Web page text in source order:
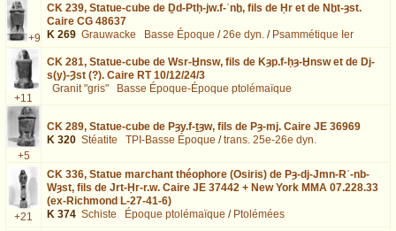
+9
CK 239, Statue-cube de Ḏd-Ptḥ-jw.f-ʿnḫ, fils de Ḥr et de Nḫt-ȝst.
Caire CG 48637
K 269 Grauwacke Basse Époque /26e dyn. / Psammétique Ier
+11
CK 281, Statue-cube de Wsr-Ḫnsw, fils de Kȝp.f-ḥȝ-Ḫnsw et de Dj-
s(y)-Ȝst (?). Caire RT 10/12/24/3
Granit "gris"
Basse Époque-Époque ptolémaïque
+5
CK 289, Statue-cube de Pȝy.f-ṯȝw, fils de Pȝ-mj. Caire JE 36969
K 320 Stéatite TPI-Basse Époque /trans. 25e-26e dyn.
+21
CK 336, Statue marchant théophore (Osiris) de Pȝ-dj-Jmn-Rʿ-nb-
Wȝst, fils de Jrt-Ḥr-r.w. Caire JE 37442 + New York MMA 07.228.33
(ex-Richmond L-27-41-6)
K 374 Schiste Époque ptolémaïque / Ptolémées